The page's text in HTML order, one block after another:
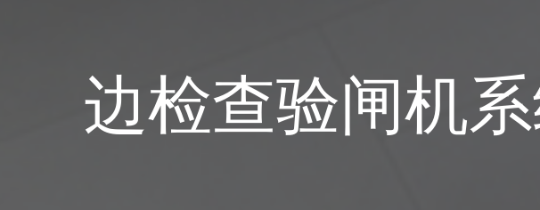
边检查验闸机